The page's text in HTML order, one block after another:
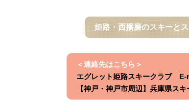
姫路・西播磨のスキーと
＜連絡先はこちら＞
エグレット姫路スキークラブ
【神戸・神戸市周辺】兵庫県ス